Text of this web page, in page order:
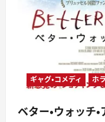
ギャグ・コメディ ホ
ベター・ウォッチ